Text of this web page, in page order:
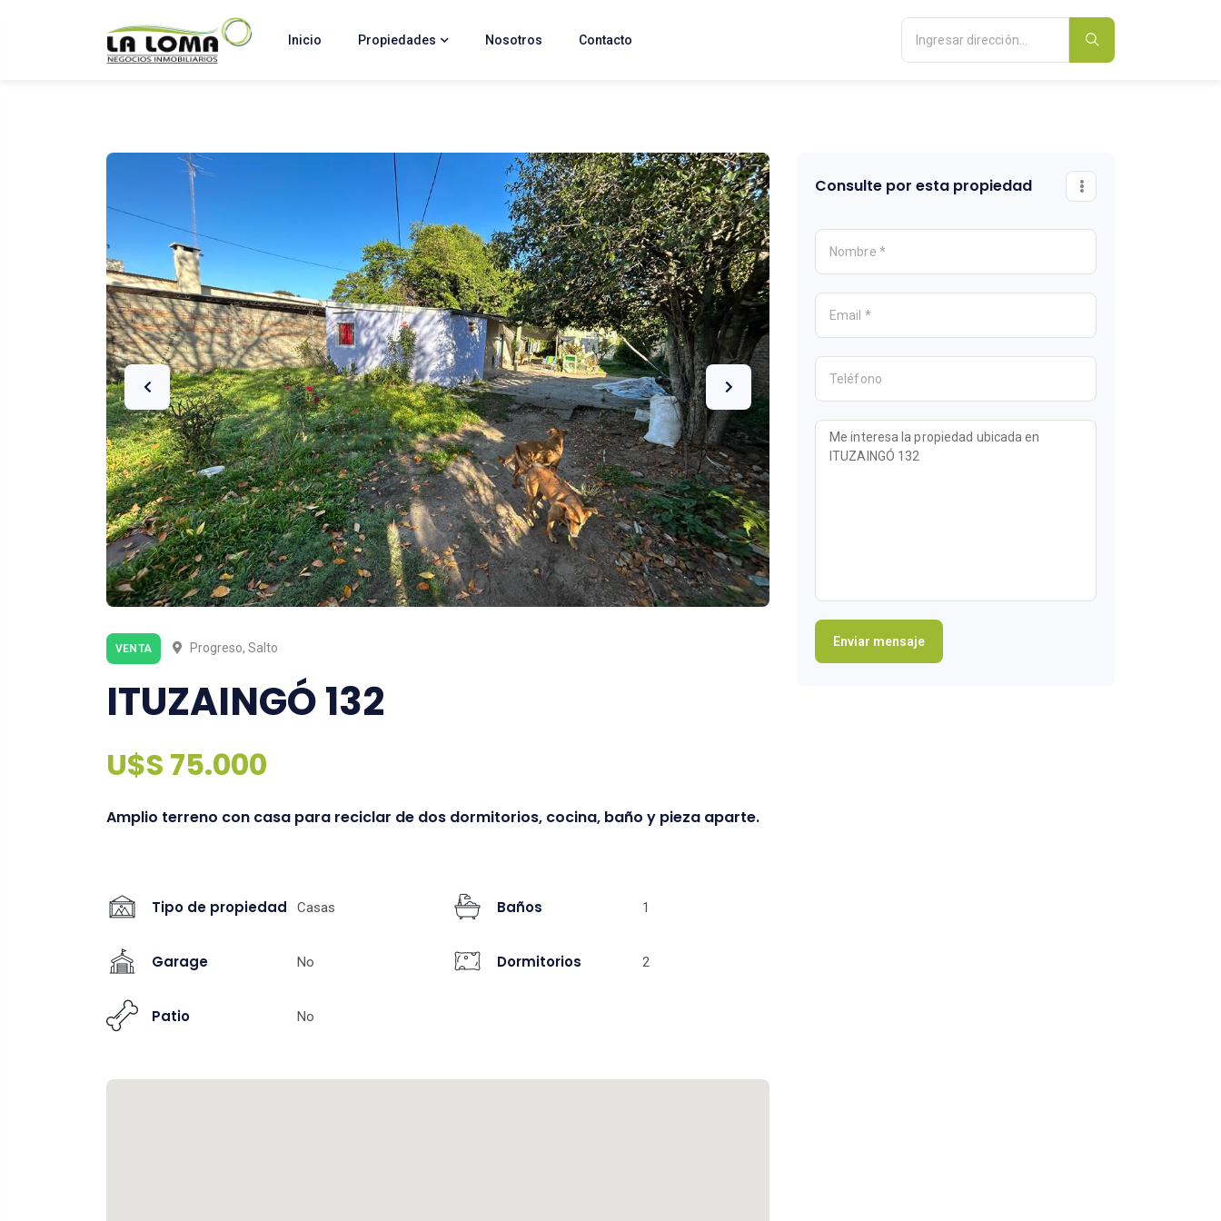
Inicio Propiedades Nosotros Contacto
VENTA Progreso, Salto
ITUZAINGÓ 132
U$S 75.000
Amplio terreno con casa para reciclar de dos dormitorios, cocina, baño y pieza aparte.
Tipo de propiedad Casas
Garage No
Patio No
Baños 1
Dormitorios 2
Consulte por esta propiedad